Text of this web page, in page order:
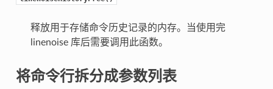
释放用于存储命令历史记录的内存。当使用完
linenoise 库后需要调用此函数。
将命令行拆分成参数列表